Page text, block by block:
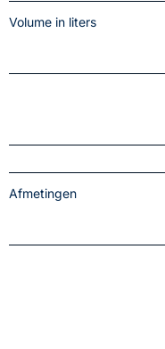
Volume in liters
Afmetingen